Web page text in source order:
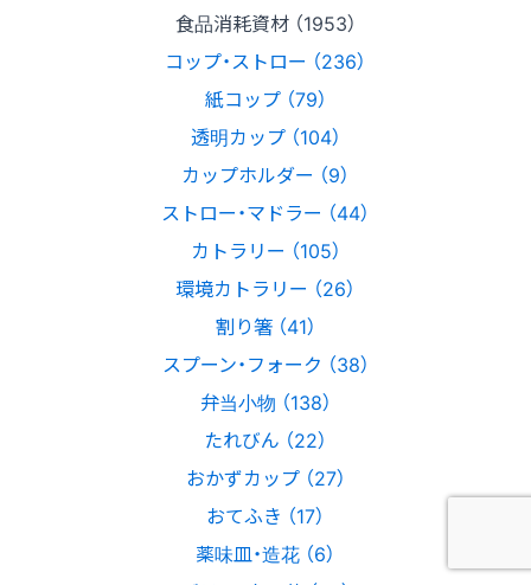
食品消耗資材 （1953）
コップ・ストロー （236）
紙コップ （79）
透明カップ （104）
カップホルダー （9）
ストロー・マドラー （44）
カトラリー （105）
環境カトラリー （26）
割り箸 （41）
スプーン・フォーク （38）
弁当小物 （138）
たれびん （22）
おかずカップ （27）
おてふき （17）
薬味皿・造花 （6）